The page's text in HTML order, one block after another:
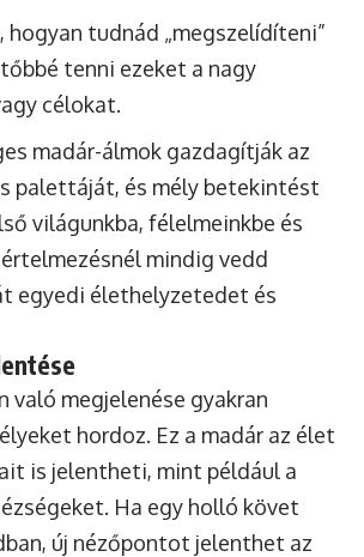
hogyan tudnád „megszelídíteni”
tenni ezeket a nagy
célokat.
madár-álmok gazdagítják az
palettáját, és mély betekintést
világunkba, félelmeinkbe és
mindig vedd
egyedi élethelyzetedet és
való megjelenése gyakran
hordoz. Ez a madár az élet
is jelentheti, mint például a
Ha egy holló követ
új nézőpontot jelenthet az